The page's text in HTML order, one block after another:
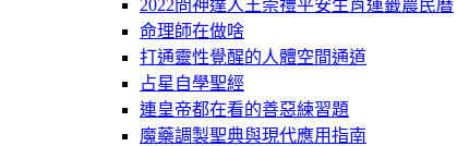
2022問神達人王崇禮平安生肖運籤農民曆
命理師在做啥
打通靈性覺醒的人體空間通道
占星自學聖經
連皇帝都在看的善惡練習題
魔藥調製聖典與現代應用指南